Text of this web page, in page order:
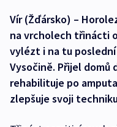
Vír (Žďársko) –
na vrcholech třinácti
vylézt i na tu poslední
Vysočině. Přijel domů
rehabilituje po
zlepšuje svoji